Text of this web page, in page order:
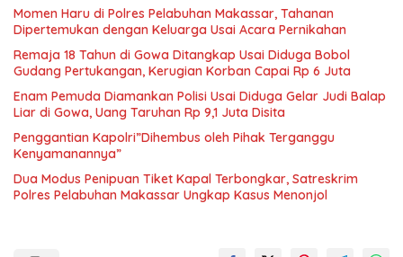
Momen Haru di Polres Pelabuhan Makassar, Tahanan
Dipertemukan dengan Keluarga Usai Acara Pernikahan
Remaja 18 Tahun di Gowa Ditangkap Usai Diduga Bobol
Gudang Pertukangan, Kerugian Korban Capai Rp 6 Juta
Enam Pemuda Diamankan Polisi Usai Diduga Gelar Judi Balap
Liar di Gowa, Uang Taruhan Rp 9,1 Juta Disita
Penggantian Kapolri”Dihembus oleh Pihak Terganggu
Kenyamanannya”
Dua Modus Penipuan Tiket Kapal Terbongkar, Satreskrim
Polres Pelabuhan Makassar Ungkap Kasus Menonjol